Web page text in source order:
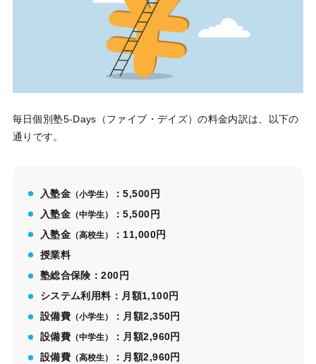
毎日個別塾5-Days（ファイブ・デイズ）の料金内訳は、以下の
通りです。
入塾金 （小学生）
：5,500円
入塾金 （中学生）
：5,500円
入塾金 （高校生）
：11,000円
授業料
塾総合保険：200円
システム利用料：月額1,100円
設備費 （小学生）
：月額2,350円
設備費 （中学生）
：月額2,960円
設備費 （高校生）
：月額2,960円